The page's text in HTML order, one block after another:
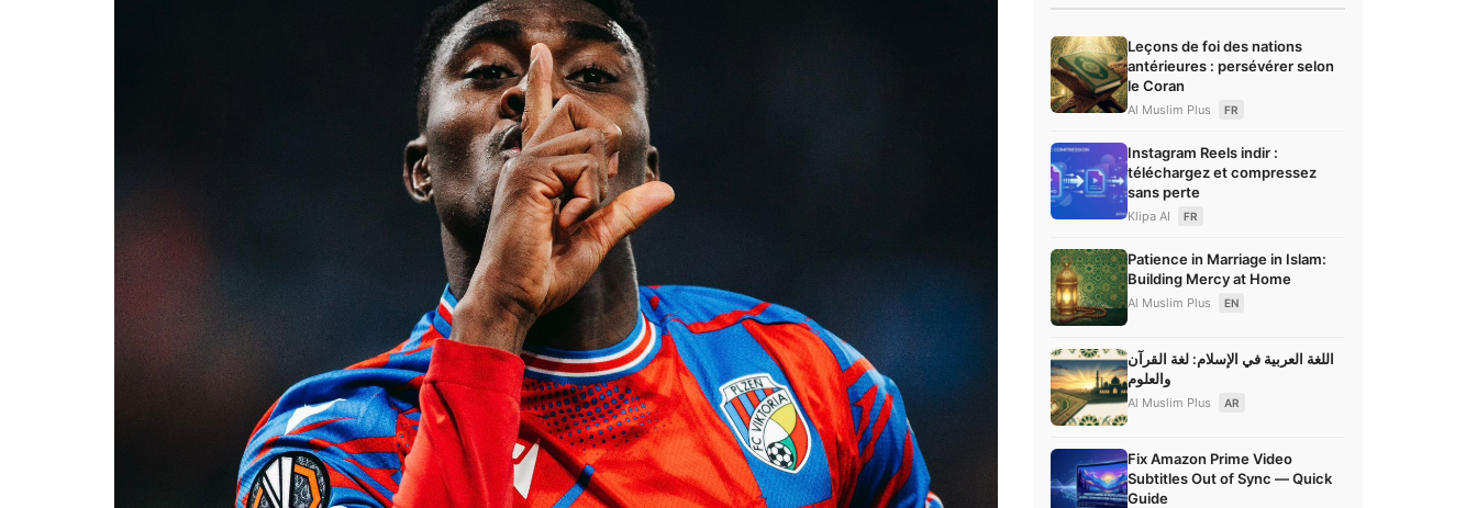
Leçons de foi des nations
antérieures : persévérer selon
le Coran
Al Muslim Plus FR
Instagram Reels indir :
téléchargez et compressez
sans perte
Klipa AI FR
Patience in Marriage in Islam:
Building Mercy at Home
Al Muslim Plus EN
اللغة العربية في الإسلام: لغة القرآن
والعلوم
Al Muslim Plus AR
Fix Amazon Prime Video
Subtitles Out of Sync — Quick
Guide